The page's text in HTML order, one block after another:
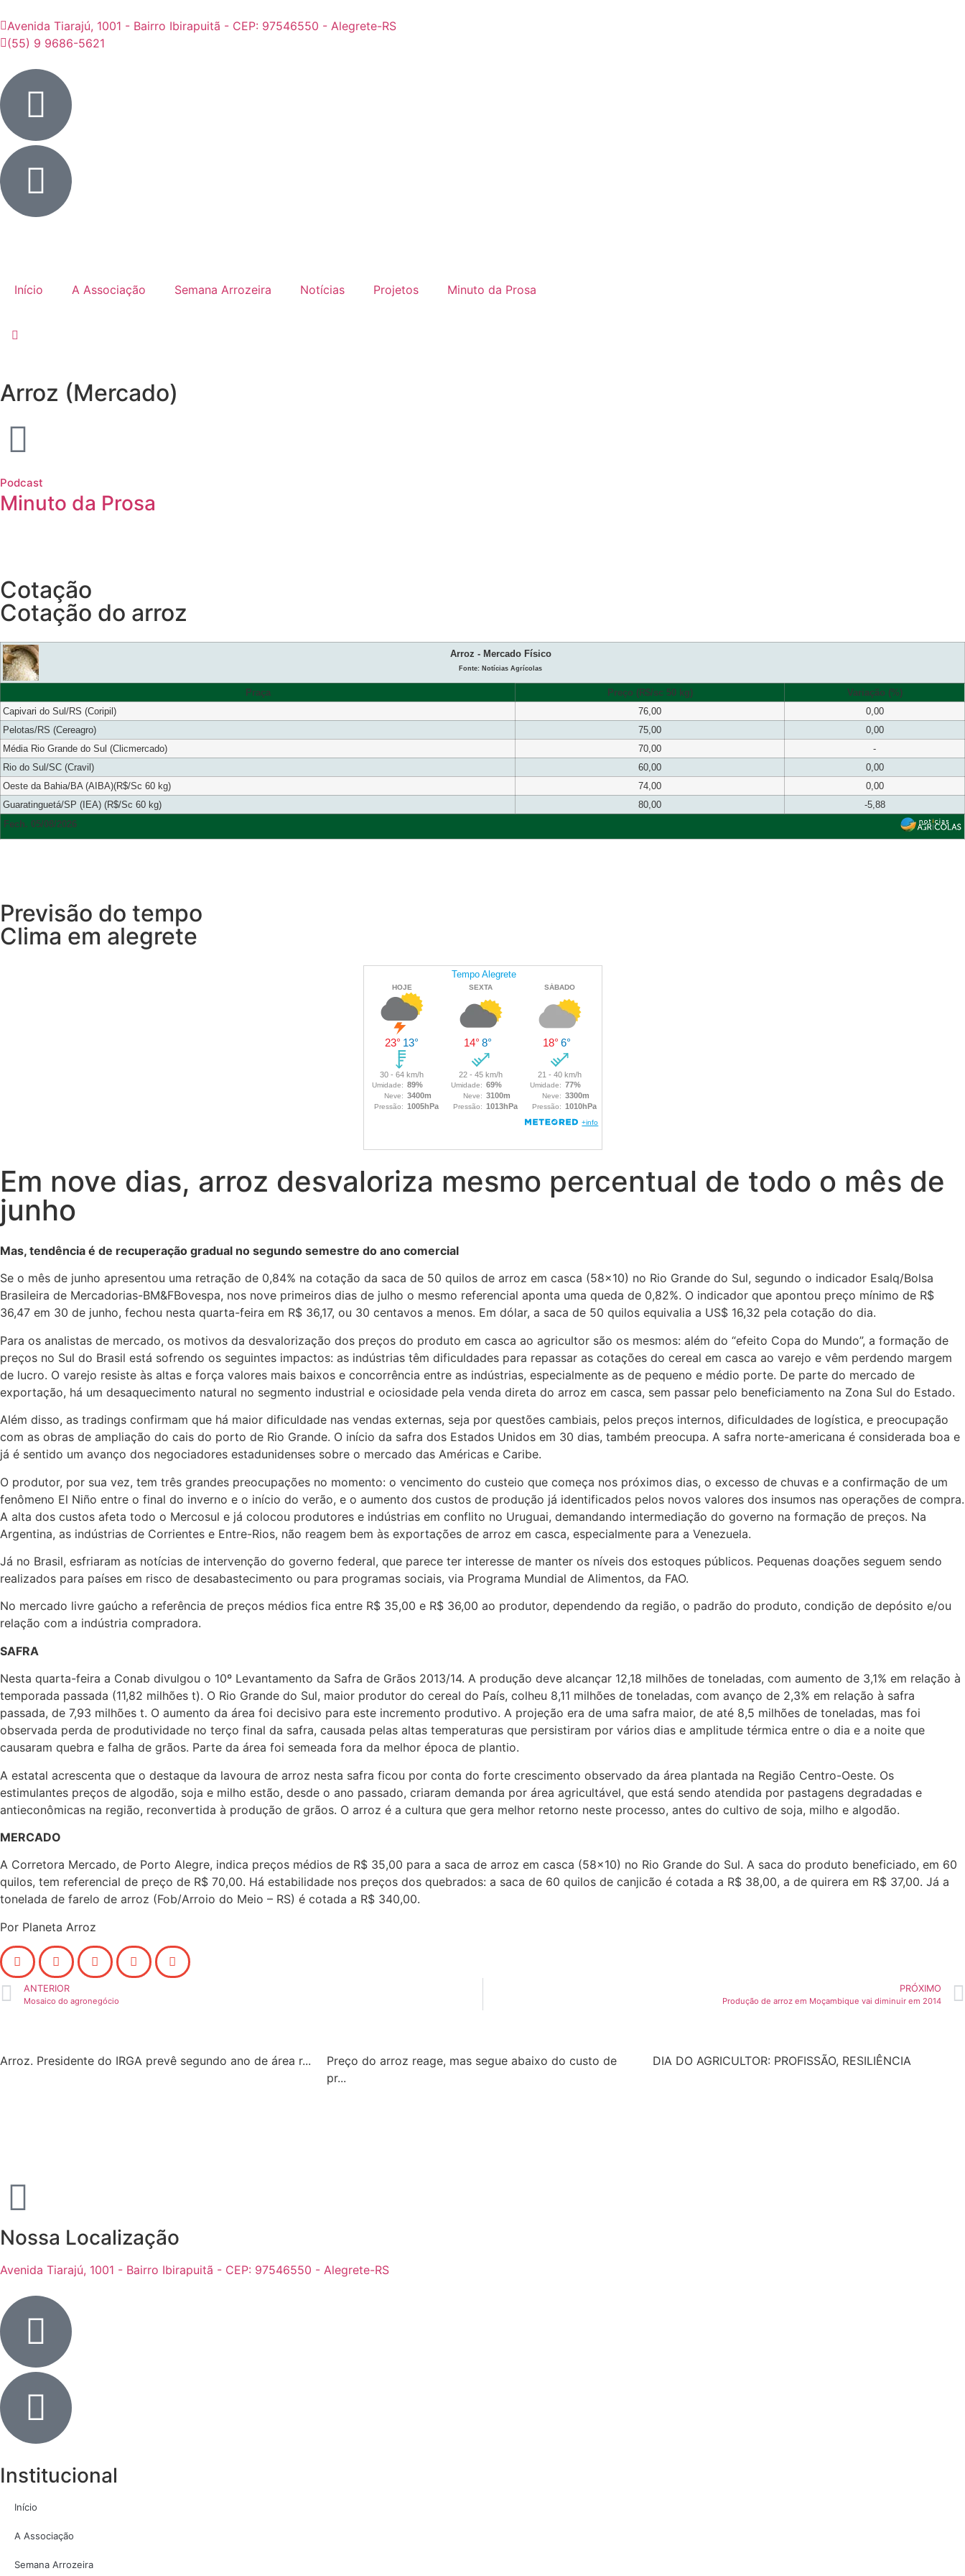
Avenida Tiarajú, 1001 - Bairro Ibirapuitã - CEP: 97546550 - Alegrete-RS
(55) 9 9686-5621
Início A Associação Semana Arrozeira Notícias Projetos Minuto da Prosa
Arroz (Mercado)
Podcast
Minuto da Prosa
Cotação
Cotação do arroz
Arroz - Mercado Físico
Fonte: Notícias Agrícolas
Praça Preço (R$/sc 50 kg)
Variação (%)
Capivari do Sul/RS (Coripil)
76,00
0,00
Pelotas/RS (Cereagro)
75,00
0,00
Média Rio Grande do Sul (Clicmercado)
70,00
-
Rio do Sul/SC (Cravil)
60,00
0,00
Oeste da Bahia/BA (AIBA)(R$/Sc 60 kg)
74,00
0,00
Guaratinguetá/SP (IEA) (R$/Sc 60 kg)
80,00
-5,88
Fech. 05/08/2026
Previsão do tempo
Clima em alegrete
Em nove dias, arroz desvaloriza mesmo percentual de todo o mês de
junho
Mas, tendência é de recuperação gradual no segundo semestre do ano comercial
Se o mês de junho apresentou uma retração de 0,84% na cotação da saca de 50 quilos de arroz em casca (58×10) no Rio Grande do Sul, segundo o indicador Esalq/Bolsa
Brasileira de Mercadorias-BM&FBovespa, nos nove primeiros dias de julho o mesmo referencial aponta uma queda de 0,82%. O indicador que apontou preço mínimo de R$
36,47 em 30 de junho, fechou nesta quarta-feira em R$ 36,17, ou 30 centavos a menos. Em dólar, a saca de 50 quilos equivalia a US$ 16,32 pela cotação do dia.
Para os analistas de mercado, os motivos da desvalorização dos preços do produto em casca ao agricultor são os mesmos: além do “efeito Copa do Mundo”, a formação de
preços no Sul do Brasil está sofrendo os seguintes impactos: as indústrias têm dificuldades para repassar as cotações do cereal em casca ao varejo e vêm perdendo margem
de lucro. O varejo resiste às altas e força valores mais baixos e concorrência entre as indústrias, especialmente as de pequeno e médio porte. De parte do mercado de
exportação, há um desaquecimento natural no segmento industrial e ociosidade pela venda direta do arroz em casca, sem passar pelo beneficiamento na Zona Sul do Estado.
Além disso, as tradings confirmam que há maior dificuldade nas vendas externas, seja por questões cambiais, pelos preços internos, dificuldades de logística, e preocupação
com as obras de ampliação do cais do porto de Rio Grande. O início da safra dos Estados Unidos em 30 dias, também preocupa. A safra norte-americana é considerada boa e
já é sentido um avanço dos negociadores estadunidenses sobre o mercado das Américas e Caribe.
O produtor, por sua vez, tem três grandes preocupações no momento: o vencimento do custeio que começa nos próximos dias, o excesso de chuvas e a confirmação de um
fenômeno El Niño entre o final do inverno e o início do verão, e o aumento dos custos de produção já identificados pelos novos valores dos insumos nas operações de compra.
A alta dos custos afeta todo o Mercosul e já colocou produtores e indústrias em conflito no Uruguai, demandando intermediação do governo na formação de preços. Na
Argentina, as indústrias de Corrientes e Entre-Rios, não reagem bem às exportações de arroz em casca, especialmente para a Venezuela.
Já no Brasil, esfriaram as notícias de intervenção do governo federal, que parece ter interesse de manter os níveis dos estoques públicos. Pequenas doações seguem sendo
realizados para países em risco de desabastecimento ou para programas sociais, via Programa Mundial de Alimentos, da FAO.
No mercado livre gaúcho a referência de preços médios fica entre R$ 35,00 e R$ 36,00 ao produtor, dependendo da região, o padrão do produto, condição de depósito e/ou
relação com a indústria compradora.
SAFRA
Nesta quarta-feira a Conab divulgou o 10º Levantamento da Safra de Grãos 2013/14. A produção deve alcançar 12,18 milhões de toneladas, com aumento de 3,1% em relação à
temporada passada (11,82 milhões t). O Rio Grande do Sul, maior produtor do cereal do País, colheu 8,11 milhões de toneladas, com avanço de 2,3% em relação à safra
passada, de 7,93 milhões t. O aumento da área foi decisivo para este incremento produtivo. A projeção era de uma safra maior, de até 8,5 milhões de toneladas, mas foi
observada perda de produtividade no terço final da safra, causada pelas altas temperaturas que persistiram por vários dias e amplitude térmica entre o dia e a noite que
causaram quebra e falha de grãos. Parte da área foi semeada fora da melhor época de plantio.
A estatal acrescenta que o destaque da lavoura de arroz nesta safra ficou por conta do forte crescimento observado da área plantada na Região Centro-Oeste. Os
estimulantes preços de algodão, soja e milho estão, desde o ano passado, criaram demanda por área agricultável, que está sendo atendida por pastagens degradadas e
antieconômicas na região, reconvertida à produção de grãos. O arroz é a cultura que gera melhor retorno neste processo, antes do cultivo de soja, milho e algodão.
MERCADO
A Corretora Mercado, de Porto Alegre, indica preços médios de R$ 35,00 para a saca de arroz em casca (58×10) no Rio Grande do Sul. A saca do produto beneficiado, em 60
quilos, tem referencial de preço de R$ 70,00. Há estabilidade nos preços dos quebrados: a saca de 60 quilos de canjicão é cotada a R$ 38,00, a de quirera em R$ 37,00. Já a
tonelada de farelo de arroz (Fob/Arroio do Meio – RS) é cotada a R$ 340,00.
Por Planeta Arroz
ANTERIOR
Mosaico do agronegócio
PRÓXIMO
Produção de arroz em Moçambique vai diminuir em 2014
Arroz. Presidente do IRGA prevê segundo ano de área r...
Preço do arroz reage, mas segue abaixo do custo de
pr...
DIA DO AGRICULTOR: PROFISSÃO, RESILIÊNCIA
Nossa Localização
Avenida Tiarajú, 1001 - Bairro Ibirapuitã - CEP: 97546550 - Alegrete-RS
Institucional
Início
A Associação
Semana Arrozeira